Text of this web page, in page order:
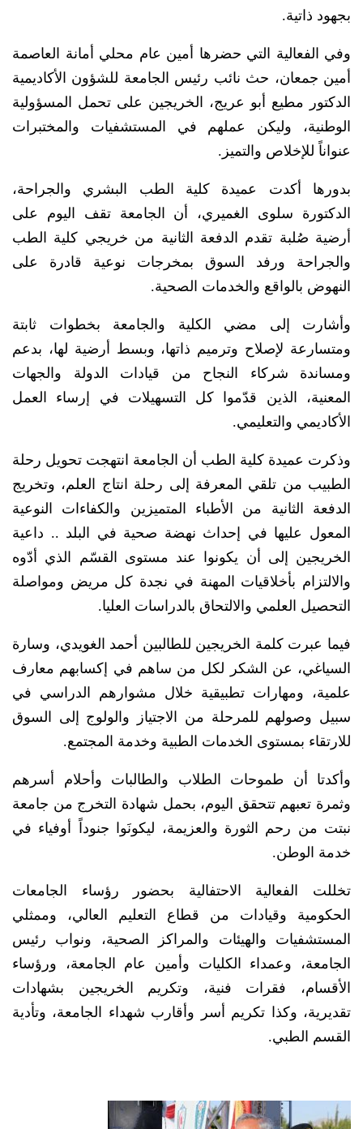
بجهود ذاتية.
وفي الفعالية التي حضرها أمين عام محلي أمانة العاصمة
أمين جمعان، حث نائب رئيس الجامعة للشؤون الأكاديمية
الدكتور مطيع أبو عريج، الخريجين على تحمل المسؤولية
الوطنية، وليكن عملهم في المستشفيات والمختبرات
عنواناً للإخلاص والتميز.
بدورها أكدت عميدة كلية الطب البشري والجراحة،
الدكتورة سلوى الغميري، أن الجامعة تقف اليوم على
أرضية صُلبة تقدم الدفعة الثانية من خريجي كلية الطب
والجراحة ورفد السوق بمخرجات نوعية قادرة على
النهوض بالواقع والخدمات الصحية.
وأشارت إلى مضي الكلية والجامعة بخطوات ثابتة
ومتسارعة لإصلاح وترميم ذاتها، وبسط أرضية لها، بدعم
ومساندة شركاء النجاح من قيادات الدولة والجهات
المعنية، الذين قدّموا كل التسهيلات في إرساء العمل
الأكاديمي والتعليمي.
وذكرت عميدة كلية الطب أن الجامعة انتهجت تحويل رحلة
الطبيب من تلقي المعرفة إلى رحلة انتاج العلم، وتخريج
الدفعة الثانية من الأطباء المتميزين والكفاءات النوعية
المعول عليها في إحداث نهضة صحية في البلد .. داعية
الخريجين إلى أن يكونوا عند مستوى القسّم الذي أدّوه
والالتزام بأخلاقيات المهنة في نجدة كل مريض ومواصلة
التحصيل العلمي والالتحاق بالدراسات العليا.
فيما عبرت كلمة الخريجين للطالبين أحمد الغويدي، وسارة
السياغي، عن الشكر لكل من ساهم في إكسابهم معارف
علمية، ومهارات تطبيقية خلال مشوارهم الدراسي في
سبيل وصولهم للمرحلة من الاجتياز والولوج إلى السوق
للارتقاء بمستوى الخدمات الطبية وخدمة المجتمع.
وأكدتا أن طموحات الطلاب والطالبات وأحلام أسرهم
وثمرة تعبهم تتحقق اليوم، بحمل شهادة التخرج من جامعة
نبتت من رحم الثورة والعزيمة، ليكونَوا جنوداً أوفياء في
خدمة الوطن.
تخللت الفعالية الاحتفالية بحضور رؤساء الجامعات
الحكومية وقيادات من قطاع التعليم العالي، وممثلي
المستشفيات والهيئات والمراكز الصحية، ونواب رئيس
الجامعة، وعمداء الكليات وأمين عام الجامعة، ورؤساء
الأقسام، فقرات فنية، وتكريم الخريجين بشهادات
تقديرية، وكذا تكريم أسر وأقارب شهداء الجامعة، وتأدية
القسم الطبي.